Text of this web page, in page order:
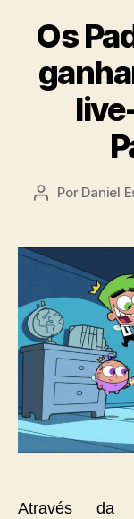
Os
Autor
Por Daniel
Através da